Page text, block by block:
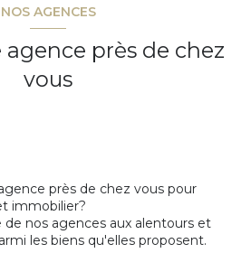
NOS AGENCES
agence près de chez
vous
près de chez vous pour
immobilier?
nos agences aux alentours et
les biens qu'elles proposent.